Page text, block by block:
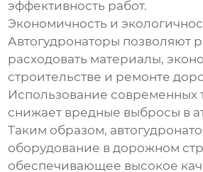
эффективность работ.
Экономичность и
Автогудронаторы позволяют
расходовать материалы,
строительстве и ремонте
Использование современных
снижает вредные выбросы в
Таким образом,
оборудование в дорожном
обеспечивающее высокое